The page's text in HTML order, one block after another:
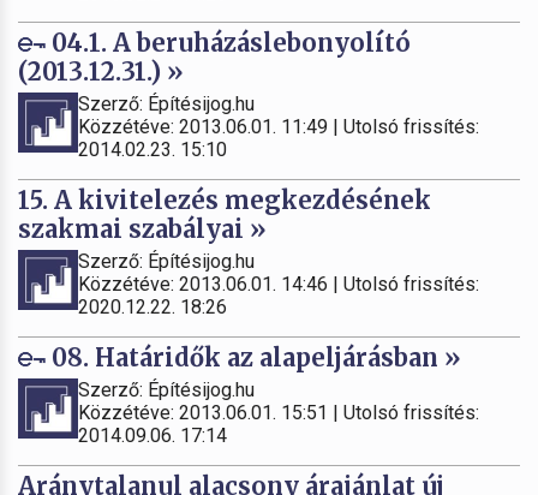
04.1. A beruházáslebonyolító
(2013.12.31.) »
Szerző: Építésijog.hu
Közzétéve: 2013.06.01. 11:49 | Utolsó frissítés:
2014.02.23. 15:10
15. A kivitelezés megkezdésének
szakmai szabályai »
Szerző: Építésijog.hu
Közzétéve: 2013.06.01. 14:46 | Utolsó frissítés:
2020.12.22. 18:26
08. Határidők az alapeljárásban »
Szerző: Építésijog.hu
Közzétéve: 2013.06.01. 15:51 | Utolsó frissítés:
2014.09.06. 17:14
Aránytalanul alacsony árajánlat új